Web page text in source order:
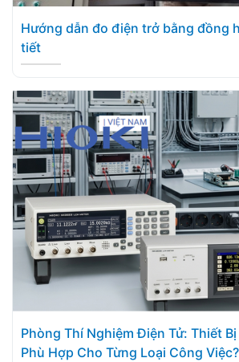
Hướng dẫn đo điện trở bằng đồng
tiết
Phòng Thí Nghiệm Điện Tử: Thiết
Phù Hợp Cho Từng Loại Công Việc?